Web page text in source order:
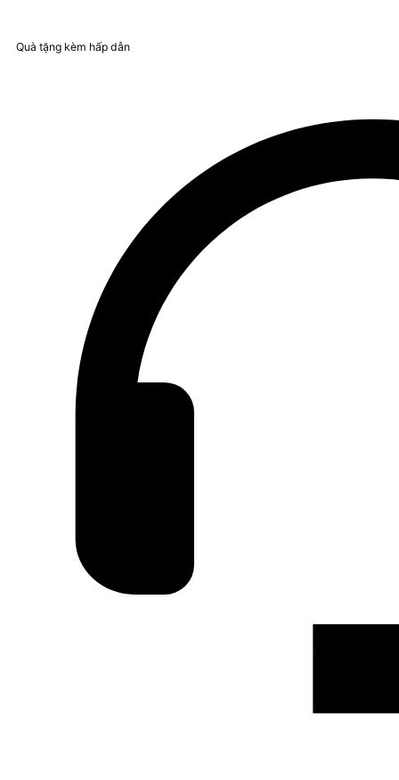
Quà tặng kèm hấp dẫn